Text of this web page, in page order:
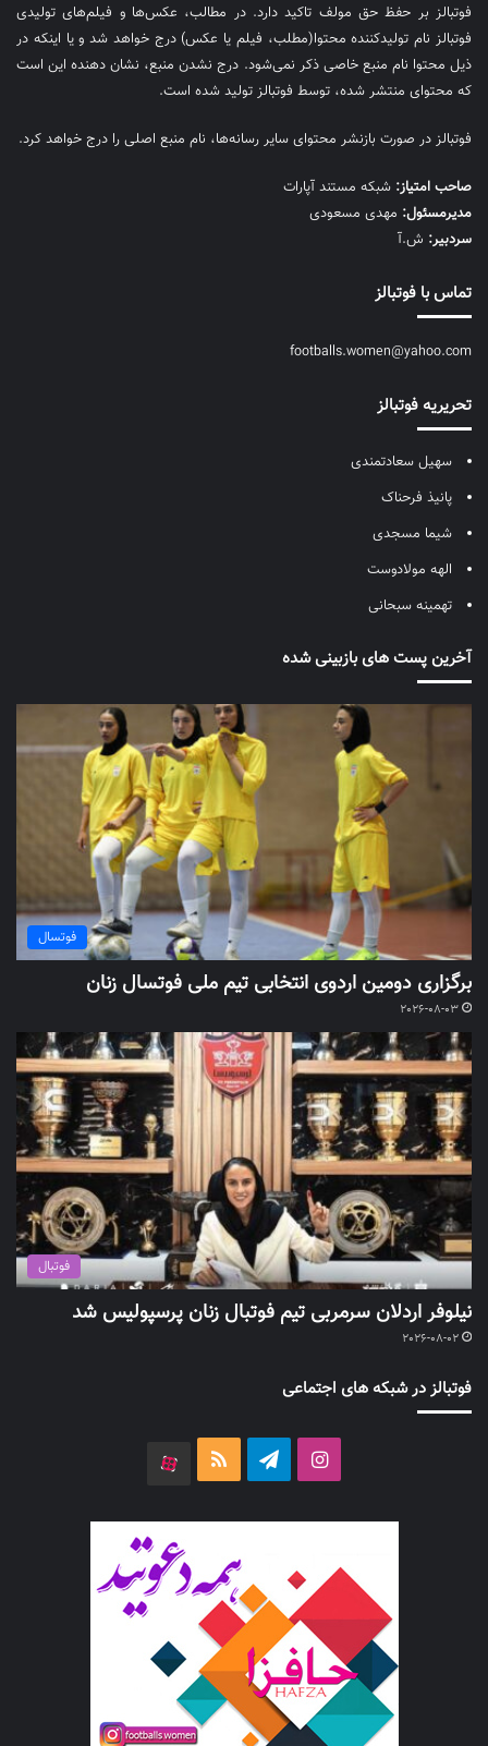
فوتبالز بر حفظ حق مولف تاکید دارد. در مطالب، عکس‌ها و فیلم‌های تولیدی
فوتبالز نام تولیدکننده محتوا(مطلب، فیلم یا عکس) درج خواهد شد و یا اینکه در
ذیل محتوا نام منبع خاصی ذکر نمی‌‎شود. درج نشدن منبع، نشان دهنده این است
که محتوای منتشر شده، توسط فوتبالز تولید شده است.
فوتبالز در صورت بازنشر محتوای سایر رسانه‌ها، نام منبع اصلی را درج خواهد کرد.
صاحب امتیاز: شبکه مستند آپارات
مديرمسئول: مهدی مسعودی
سردبیر: ش.آ
تماس با فوتبالز
footballs.women@yahoo.com
تحریریه فوتبالز
سهیل سعادتمندی
پانیذ فرحناک
شیما مسجدی
الهه مولادوست
تهمینه سبحانی
آخرین پست های بازبینی شده
فوتسال
برگزاری دومین اردوی انتخابی تیم ملی فوتسال زنان
2026-08-03
فوتبال
نیلوفر اردلان سرمربی تیم فوتبال زنان پرسپولیس شد
2026-08-02
فوتبالز در شبکه های اجتماعی
اینستاگرامتلگرام خوراک